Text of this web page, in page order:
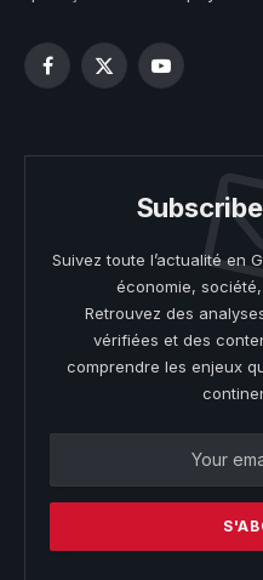
Facebook
X
YouTube
Suivez toute l’actualité en
économie,
Retrouvez des
vérifiées et des
comprendre les enjeux